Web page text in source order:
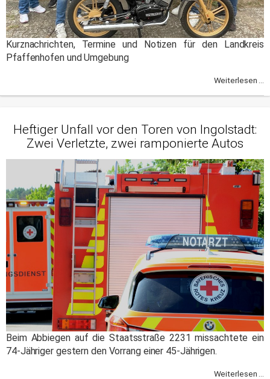
Kurznachrichten, Termine und Notizen für den Landkreis
Pfaffenhofen und Umgebung
Weiterlesen ...
Heftiger Unfall vor den Toren von Ingolstadt:
Zwei Verletzte, zwei ramponierte Autos
Beim Abbiegen auf die Staatsstraße 2231 missachtete ein
74-Jähriger gestern den Vorrang einer 45-Jährigen.
Weiterlesen ...